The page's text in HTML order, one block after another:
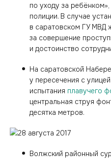
по уходу за
полиции. В случае
в саратовском ГУ МВД
за совершение
и достоинство
На саратовской
у пересечения с
испытания плавучего
центральная струя
десятка метров.
Волжский районный